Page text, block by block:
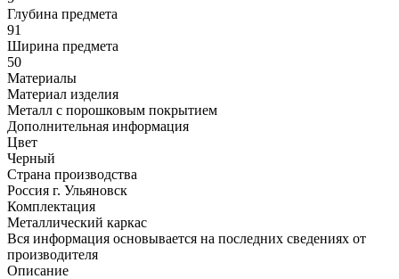
Глубина предмета
91
Ширина предмета
50
Материалы
Материал изделия
Металл с порошковым покрытием
Дополнительная информация
Цвет
Черный
Страна производства
Россия г. Ульяновск
Комплектация
Металлический каркас
Вся информация основывается на последних сведениях от
производителя
Описание